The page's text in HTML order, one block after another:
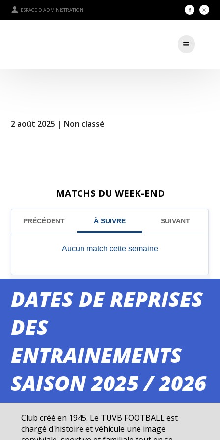
ESPACE D'ADMINISTRATION
DATES DE REPRISES
DES
ENTRAINEMENTS
SAISON 2025 / 2026
2 août 2025 | Non classé
MATCHS DU WEEK-END
Club créé en 1945. Le TUVB FOOTBALL est
chargé d'histoire et véhicule une image